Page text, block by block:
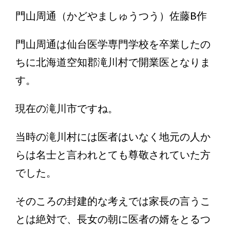
門山周通（かどやましゅうつう）佐藤B作
門山周通は仙台医学専門学校を卒業したの
ちに北海道空知郡滝川村で開業医となりま
す。
現在の滝川市ですね。
当時の滝川村には医者はいなく地元の人か
らは名士と言われとても尊敬されていた方
でした。
そのころの封建的な考えでは家長の言うこ
とは絶対で、長女の朝に医者の婿をとるつ